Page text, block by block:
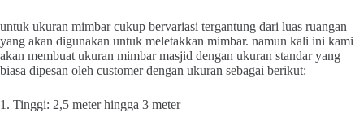
untuk ukuran mimbar cukup bervariasi tergantung dari luas ruangan
yang akan digunakan untuk meletakkan mimbar. namun kali ini kami
akan membuat ukuran mimbar masjid dengan ukuran standar yang
biasa dipesan oleh customer dengan ukuran sebagai berikut:
1. Tinggi: 2,5 meter hingga 3 meter